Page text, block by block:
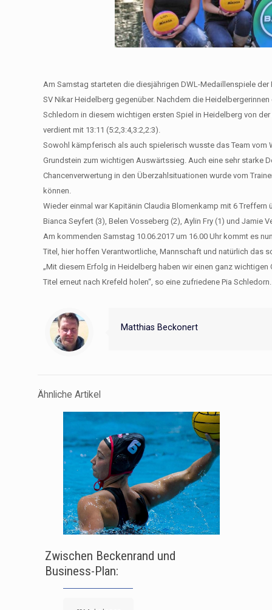
Am Samstag starteten die diesjährigen DWL-Medaillenspiele
SV Nikar Heidelberg gegenüber. Nachdem die
Schledorn in diesem wichtigen ersten Spiel in Heidelberg von
verdient mit 13:11 (5:2,3:4,3:2,2:3).
Sowohl kämpferisch als auch spielerisch wusste das Team vom
Grundstein zum wichtigen Auswärtssieg. Auch eine sehr starke
Chancenverwertung in den Überzahlsituationen wurde vom
können.
Wieder einmal war Kapitänin Claudia Blomenkamp mit 6
Bianca Seyfert (3), Belen Vosseberg (2), Aylin Fry (1) und Jamie
Am kommenden Samstag 10.06.2017 um 16.00 Uhr kommt es
Titel, hier hoffen Verantwortliche, Mannschaft und natürlich das
„Mit diesem Erfolg in Heidelberg haben wir einen ganz
Titel erneut nach Krefeld holen“, so eine zufriedene Pia Schledorn.
Matthias Beckonert
Ähnliche Artikel
Zwischen Beckenrand und
Business-Plan: